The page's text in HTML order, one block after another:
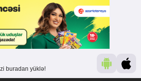
buradan yüklə!